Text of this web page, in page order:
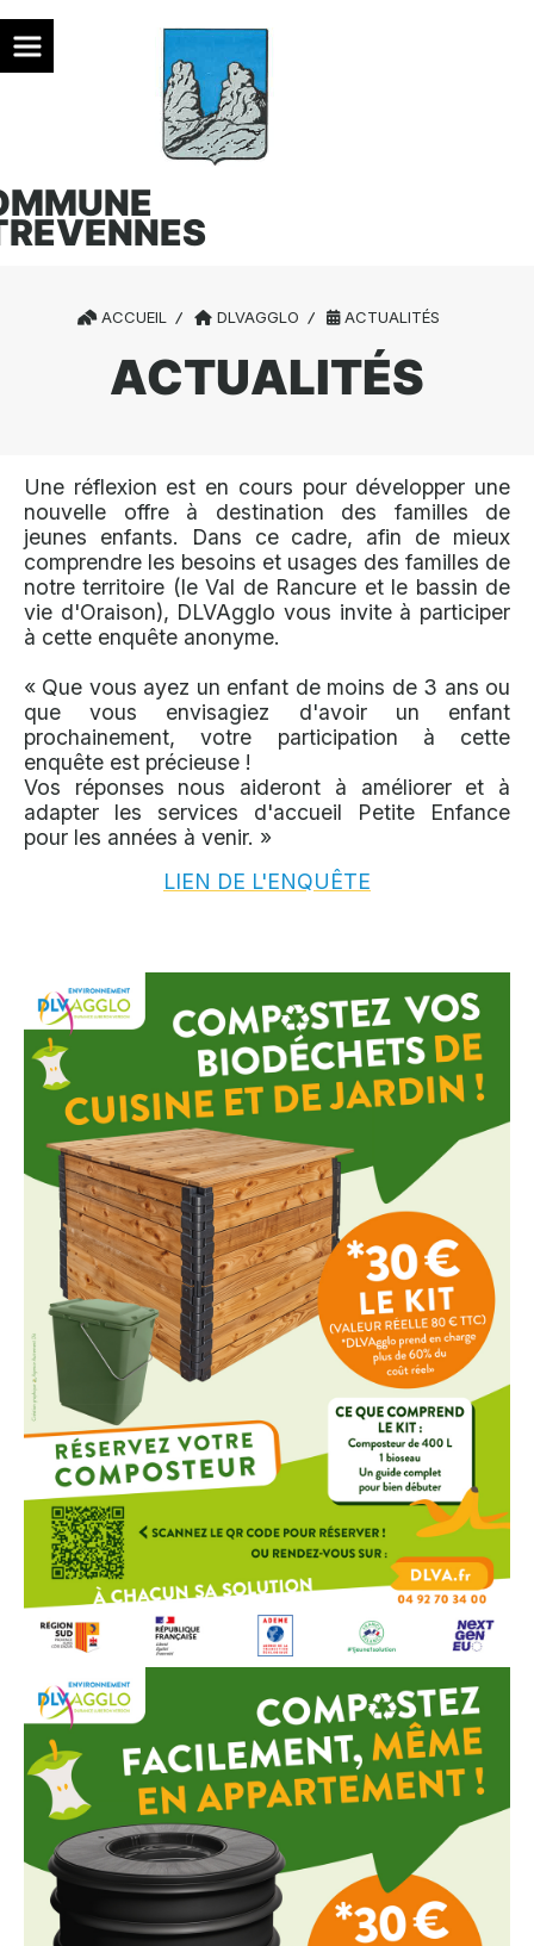
ACCUEIL DLVAGGLO ACTUALITÉS
ACTUALITÉS
Une réflexion est en cours pour développer une
nouvelle offre à destination des familles de
jeunes enfants. Dans ce cadre, afin de mieux
comprendre les besoins et usages des familles de
notre territoire (le Val de Rancure et le bassin de
vie d'Oraison), DLVAgglo vous invite à participer
à cette enquête anonyme.
« Que vous ayez un enfant de moins de 3 ans ou
que vous envisagiez d'avoir un enfant
prochainement, votre participation à cette
enquête est précieuse !
Vos réponses nous aideront à améliorer et à
adapter les services d'accueil Petite Enfance
pour les années à venir. »
LIEN DE L'ENQUÊTE